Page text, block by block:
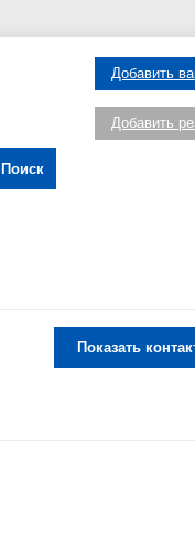
Поиск
Добавить
Добавить
Показать